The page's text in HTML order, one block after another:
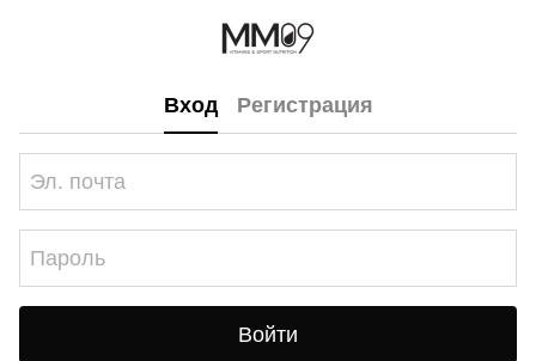
Вход Регистрация
Войти